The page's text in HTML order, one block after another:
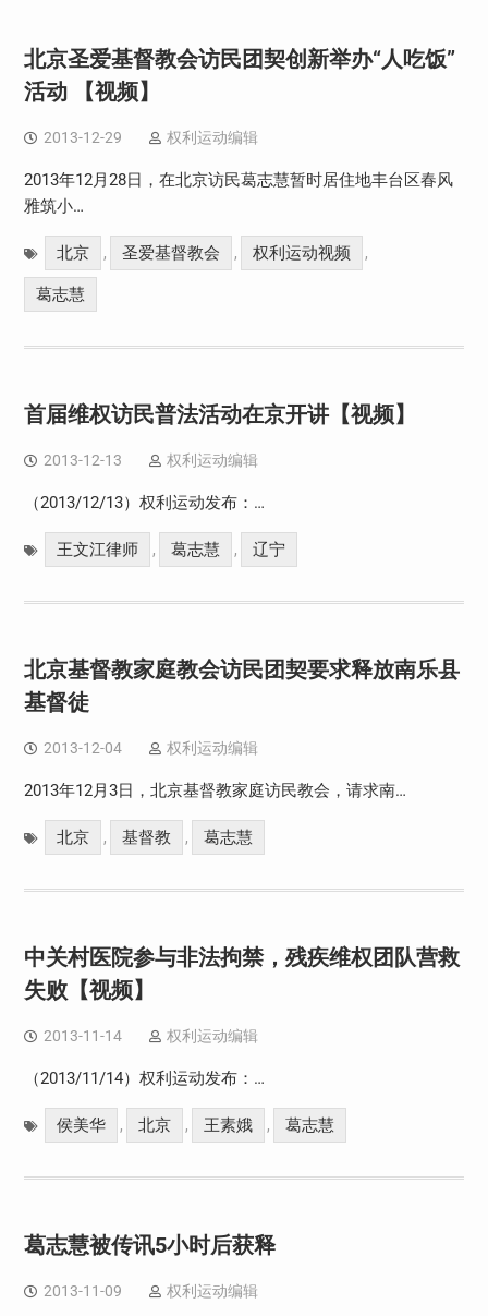
北京圣爱基督教会访民团契创新举办“人吃饭”
活动 【视频】
2013-12-29 权利运动编辑
2013年12月28日，在北京访民葛志慧暂时居住地丰台区春风
雅筑小…
北京 , 圣爱基督教会 , 权利运动视频 ,
葛志慧
首届维权访民普法活动在京开讲【视频】
2013-12-13 权利运动编辑
（2013/12/13）权利运动发布：…
王文江律师 , 葛志慧 , 辽宁
北京基督教家庭教会访民团契要求释放南乐县
基督徒
2013-12-04 权利运动编辑
2013年12月3日，北京基督教家庭访民教会，请求南…
北京 , 基督教 , 葛志慧
中关村医院参与非法拘禁，残疾维权团队营救
失败【视频】
2013-11-14 权利运动编辑
（2013/11/14）权利运动发布：…
侯美华 , 北京 , 王素娥 , 葛志慧
葛志慧被传讯5小时后获释
2013-11-09 权利运动编辑